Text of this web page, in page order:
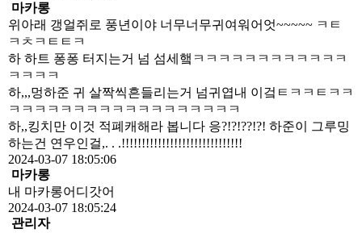
마카롱
위아래 갱얼쥐로 풍년이야 너무너무귀여워어엇~~~~~ ㅋㅌ
ㅋㅊㅋㅌㅌㅋ
하 하트 퐁퐁 터지는거 넘 섬세햌ㅋㅋㅋㅋㅋㅋㅋㅋㅋㅋㅋㅋ
ㅋㅋㅋㅋ
하,,,멍하준 귀 살짝씩흔들리는거 넘귀엽내 이겈ㅌㅋㅋㅌㅋㅋ
ㅋㅋㅋㅋㅋㅋㅋㅋㅋㅋㅋㅋㅋㅋㅋㅋㅋㅋ
하,,킹치만 이것 적폐캐해라 봅니다 응?!?!??!?! 하준이 그루밍
하는건 연우인걸,. . .!!!!!!!!!!!!!!!!!!!!!!!!!!!!!!
2024-03-07 18:05:06
마카롱
내 마카롱어디갓어
2024-03-07 18:05:24
관리자